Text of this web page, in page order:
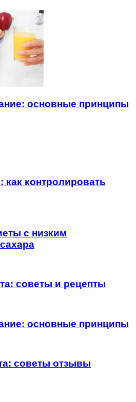
основные принципы
как контролировать
с низким
советы и рецепты
основные принципы
советы отзывы